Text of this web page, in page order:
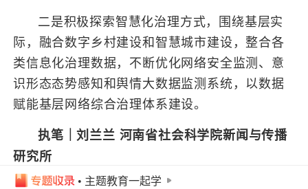
二是积极探索智慧化治理方式，围绕基层实
际，融合数字乡村建设和智慧城市建设，整合各
类信息化治理数据，不断优化网络安全监测、意
识形态态势感知和舆情大数据监测系统，以数据
赋能基层网络综合治理体系建设。
执笔｜刘兰兰 河南省社会科学院新闻与传播
研究所
• 主题教育一起学